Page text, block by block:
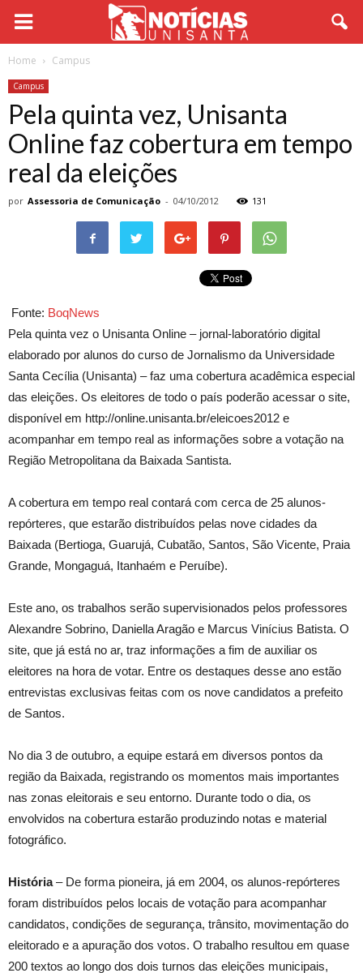
Home Campus
Campus
Pela quinta vez, Unisanta
Online faz cobertura em tempo
real da eleições
por Assessoria de Comunicação - 04/10/2012 131
Fonte: BoqNews
Pela quinta vez o Unisanta Online – jornal-laboratório digital
elaborado por alunos do curso de Jornalismo da Universidade
Santa Cecília (Unisanta) – faz uma cobertura acadêmica especial
das eleições. Os eleitores de todo o país poderão acessar o site,
disponível em http://online.unisanta.br/eleicoes2012 e
acompanhar em tempo real as informações sobre a votação na
Região Metropolitana da Baixada Santista.
A cobertura em tempo real contará com cerca de 25 alunos-
repórteres, que estarão distribuídos pelas nove cidades da
Baixada (Bertioga, Guarujá, Cubatão, Santos, São Vicente, Praia
Grande, Mongaguá, Itanhaém e Peruíbe).
Este ano, os trabalhos serão supervisionados pelos professores
Alexandre Sobrino, Daniella Aragão e Marcus Vinícius Batista. O
site, que já está no ar, traz informações a fim de auxiliar os
eleitores na hora de votar. Entre os destaques desse ano estão
entrevistas exclusivas feitas com os nove candidatos a prefeito
de Santos.
No dia 3 de outubro, a equipe estará em diversos pontos da
região da Baixada, registrando os momentos mais importantes
nas zonas eleitorais e seu entorno. Durante todo o dia, os
envolvidos na cobertura estarão produzindo notas e material
fotográfico.
História– De forma pioneira, já em 2004, os alunos-repórteres
foram distribuídos pelos locais de votação para acompanhar
candidatos, condições de segurança, trânsito, movimentação do
eleitorado e a apuração dos votos. O trabalho resultou em quase
200 textos ao longo dos dois turnos das eleições municipais,